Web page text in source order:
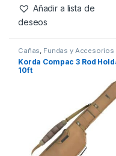
Añadir a lista de
deseos
Cañas Fundas y Accesorios
Korda Compac 3 Rod
10ft